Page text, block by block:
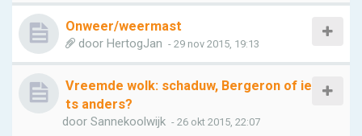
Onweer/weermast
door HertogJan - 29 nov 2015, 19:13
Vreemde wolk: schaduw, Bergeron of ie
ts anders?
door Sannekoolwijk - 26 okt 2015, 22:07